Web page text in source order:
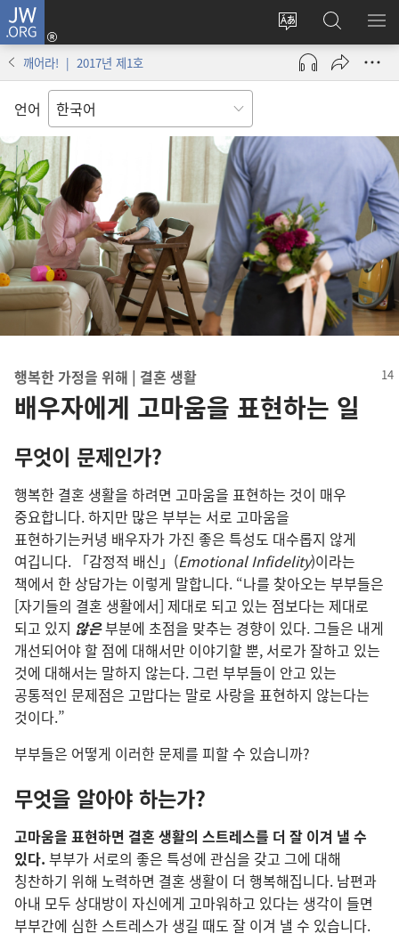
JW.ORG
사이트
언어
변경
로그인
(새로운
열기)
JW.ORG
검색
메
깨어라! | 2017년 제1호
언어
행복한 가정을 위해 | 결혼 생활
배우자에게 고마움을 표현하는 일
무엇이 문제인가?
행복한 결혼 생활을 하려면 고마움을 표현하는 것이 매우
중요합니다. 하지만 많은 부부는 서로 고마움을
표현하기는커녕 배우자가 가진 좋은 특성도 대수롭지 않게
여깁니다. 「감정적 배신」(Emotional Infidelity)이라는
책에서 한 상담가는 이렇게 말합니다. “나를 찾아오는 부부들은
[자기들의 결혼 생활에서] 제대로 되고 있는 점보다는 제대로
되고 있지 않은부분에 초점을 맞추는 경향이 있다. 그들은 내게
개선되어야 할 점에 대해서만 이야기할 뿐, 서로가 잘하고 있는
것에 대해서는 말하지 않는다. 그런 부부들이 안고 있는
공통적인 문제점은 고맙다는 말로 사랑을 표현하지 않는다는
것이다.”
부부들은 어떻게 이러한 문제를 피할 수 있습니까?
무엇을 알아야 하는가?
고마움을 표현하면 결혼 생활의 스트레스를 더 잘 이겨 낼 수
있다. 부부가 서로의 좋은 특성에 관심을 갖고 그에 대해
칭찬하기 위해 노력하면 결혼 생활이 더 행복해집니다. 남편과
아내 모두 상대방이 자신에게 고마워하고 있다는 생각이 들면
부부간에 심한 스트레스가 생길 때도 잘 이겨 낼 수 있습니다.